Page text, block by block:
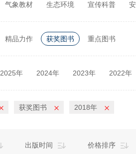
气象教材 生态环境 宣传科普
精品力作 获奖图书 重点图书
2025年 2024年 2023年 2022年
获奖图书 2018年
出版时间 价格排序